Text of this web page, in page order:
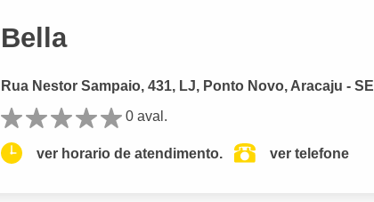
Bella
Rua Nestor Sampaio, 431, LJ, Ponto Novo, Aracaju - SE
0 aval.
ver horario de atendimento. ver telefone